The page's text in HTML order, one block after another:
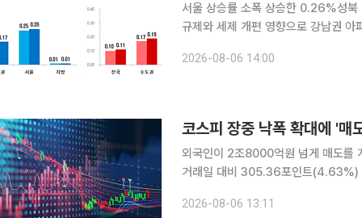
서울 상승률 소폭 상승한 0.26%성북
규제와 세제 개편 영향으로 강남권 아
(3일 기준) 전국 주간 아파트 가격 동
2026-08-06 14:00
외국인이 2조8000억원 넘게 매도를 계속하
거래일 대비 305.36포인트(4.63%)
했다. 이날 오전 한때 코스피는 장중
2026-08-06 13:11